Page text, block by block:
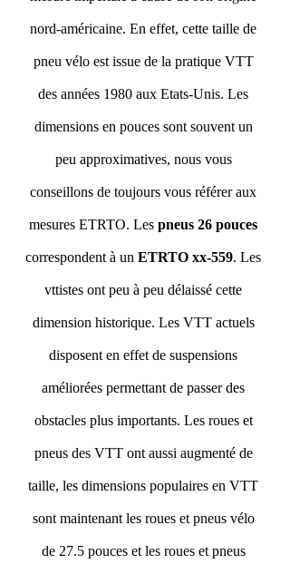
nord-américaine. En effet, cette taille de
pneu vélo est issue de la pratique VTT
des années 1980 aux Etats-Unis. Les
dimensions en pouces sont souvent un
peu approximatives, nous vous
conseillons de toujours vous référer aux
mesures ETRTO. Les pneus 26 pouces
correspondent à un ETRTO xx-559. Les
vttistes ont peu à peu délaissé cette
dimension historique. Les VTT actuels
disposent en effet de suspensions
améliorées permettant de passer des
obstacles plus importants. Les roues et
pneus des VTT ont aussi augmenté de
taille, les dimensions populaires en VTT
sont maintenant les roues et pneus vélo
de 27.5 pouces et les roues et pneus